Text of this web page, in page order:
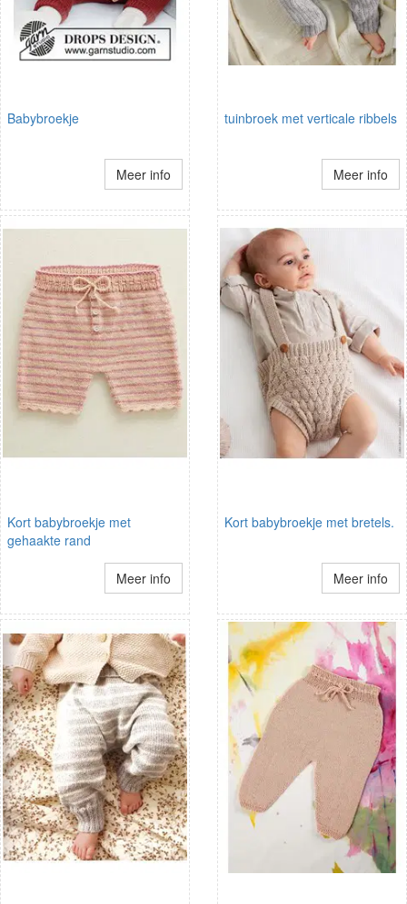
Babybroekje
Meer info
tuinbroek met verticale ribbels
Meer info
Kort babybroekje met
gehaakte rand
Meer info
Kort babybroekje met bretels.
Meer info